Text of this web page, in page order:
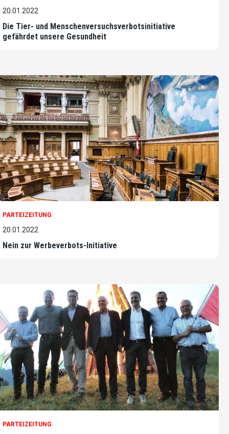
20.01.2022
Die Tier- und Menschenversuchsverbotsinitiative
gefährdet unsere Gesundheit
PARTEIZEITUNG
20.01.2022
Nein zur Werbeverbots-Initiative
PARTEIZEITUNG